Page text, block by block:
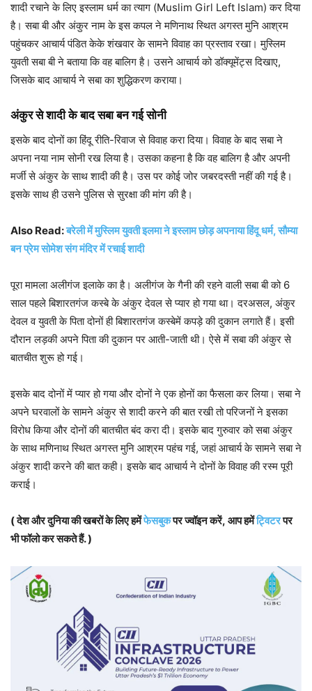
शादी रचाने के लिए इस्लाम धर्म का त्याग (Muslim Girl Left Islam) कर दिया
है। सबा बी और अंकुर नाम के इस कपल ने मणिनाथ स्थित अगस्त मुनि आश्रम
पहुंचकर आचार्य पंडित केके शंखवार के सामने विवाह का प्रस्ताव रखा। मुस्लिम
युवती सबा बी ने बताया कि वह बालिग है। उसने आचार्य को डॉक्यूमेंट्स दिखाए,
जिसके बाद आचार्य ने सबा का शुद्धिकरण कराया।
अंकुर से शादी के बाद सबा बन गई सोनी
इसके बाद दोनों का हिंदू रीति-रिवाज से विवाह करा दिया। विवाह के बाद सबा ने
अपना नया नाम सोनी रख लिया है। उसका कहना है कि वह बालिग है और अपनी
मर्जी से अंकुर के साथ शादी की है। उस पर कोई जोर जबरदस्ती नहीं की गई है।
इसके साथ ही उसने पुलिस से सुरक्षा की मांग की है।
Also Read:बरेली में मुस्लिम युवती इलमा ने इस्लाम छोड़ अपनाया हिंदू धर्म, सौम्या
बन प्रेम सोमेश संग मंदिर में रचाई शादी
पूरा मामला अलीगंज इलाके का है। अलीगंज के गैनी की रहने वाली सबा बी को 6
साल पहले बिशारतगंज कस्बे के अंकुर देवल से प्यार हो गया था। दरअसल, अंकुर
देवल व युवती के पिता दोनों ही बिशारतगंज कस्बेमें कपड़े की दुकान लगाते हैं। इसी
दौरान लड़की अपने पिता की दुकान पर आती-जाती थी। ऐसे में सबा की अंकुर से
बातचीत शुरू हो गई।
इसके बाद दोनों में प्यार हो गया और दोनों ने एक होनों का फैसला कर लिया। सबा ने
अपने घरवालों के सामने अंकुर से शादी करने की बात रखी तो परिजनों ने इसका
विरोध किया और दोनों की बातचीत बंद करा दी। इसके बाद गुरुवार को सबा अंकुर
के साथ मणिनाथ स्थित अगस्त मुनि आश्रम पहंच गई, जहां आचार्य के सामने सबा ने
अंकुर शादी करने की बात कही। इसके बाद आचार्य ने दोनों के विवाह की रस्म पूरी
कराई।
( देश और दुनिया की खबरों के लिए हमेंफेसबुकपर ज्वॉइन करें, आप हमेंट्विटरपर
भी फॉलो कर सकते हैं. )